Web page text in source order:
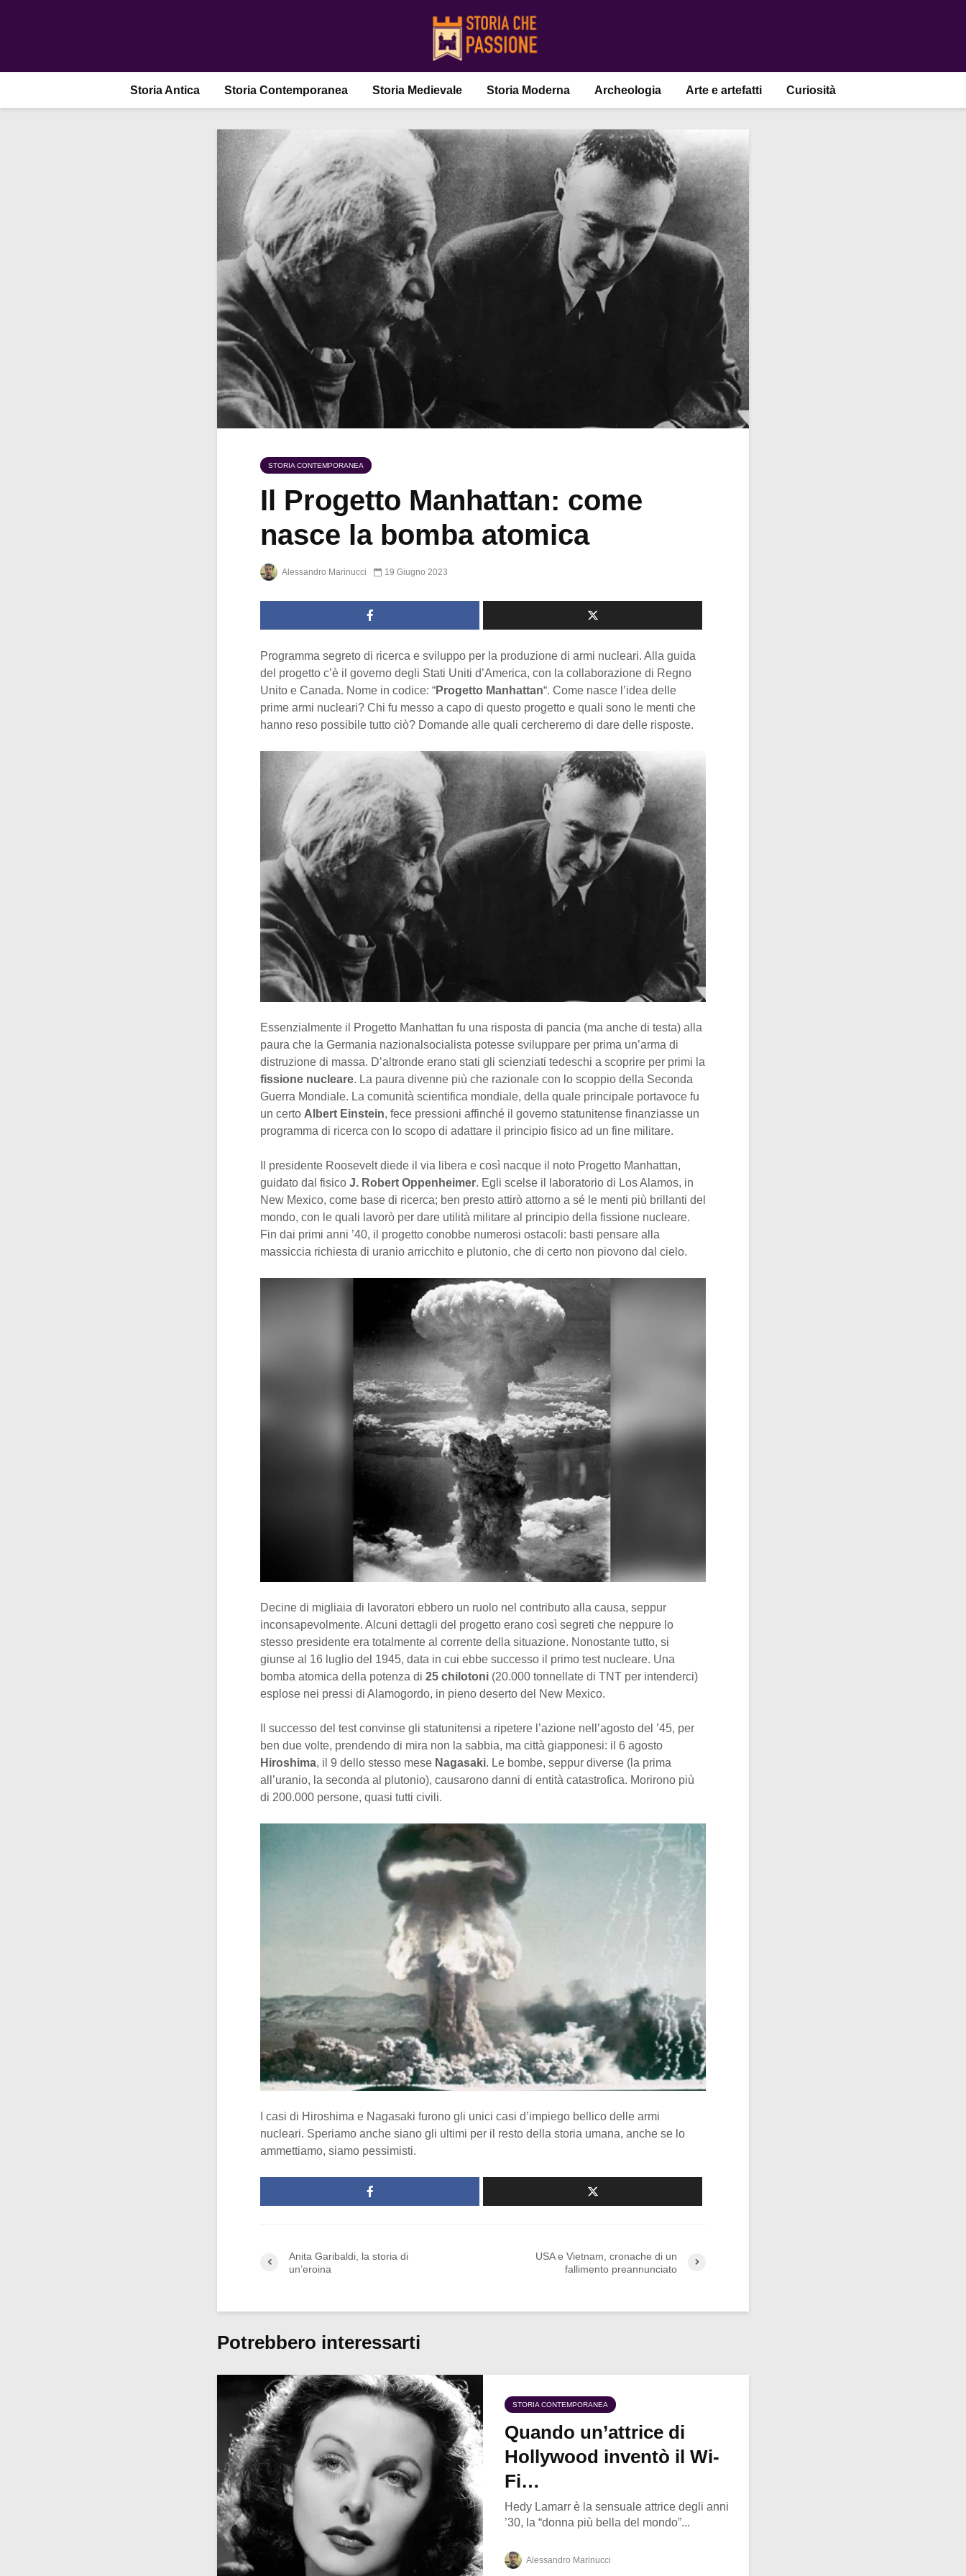
Storia Antica Storia Contemporanea Storia Medievale Storia Moderna Archeologia Arte e artefatti Curiosità
STORIA CONTEMPORANEA
Il Progetto Manhattan: come
nasce la bomba atomica
Alessandro Marinucci 19 Giugno 2023
Programma segreto di ricerca e sviluppo per la produzione di armi nucleari. Alla guida
del progetto c’è il governo degli Stati Uniti d’America, con la collaborazione di Regno
Unito e Canada. Nome in codice: “Progetto Manhattan“. Come nasce l’idea delle
prime armi nucleari? Chi fu messo a capo di questo progetto e quali sono le menti che
hanno reso possibile tutto ciò? Domande alle quali cercheremo di dare delle risposte.
Essenzialmente il Progetto Manhattan fu una risposta di pancia (ma anche di testa) alla
paura che la Germania nazionalsocialista potesse sviluppare per prima un’arma di
distruzione di massa. D’altronde erano stati gli scienziati tedeschi a scoprire per primi la
fissione nucleare. La paura divenne più che razionale con lo scoppio della Seconda
Guerra Mondiale. La comunità scientifica mondiale, della quale principale portavoce fu
un certo Albert Einstein, fece pressioni affinché il governo statunitense finanziasse un
programma di ricerca con lo scopo di adattare il principio fisico ad un fine militare.
Il presidente Roosevelt diede il via libera e così nacque il noto Progetto Manhattan,
guidato dal fisico J. Robert Oppenheimer. Egli scelse il laboratorio di Los Alamos, in
New Mexico, come base di ricerca; ben presto attirò attorno a sé le menti più brillanti del
mondo, con le quali lavorò per dare utilità militare al principio della fissione nucleare.
Fin dai primi anni ’40, il progetto conobbe numerosi ostacoli: basti pensare alla
massiccia richiesta di uranio arricchito e plutonio, che di certo non piovono dal cielo.
Decine di migliaia di lavoratori ebbero un ruolo nel contributo alla causa, seppur
inconsapevolmente. Alcuni dettagli del progetto erano così segreti che neppure lo
stesso presidente era totalmente al corrente della situazione. Nonostante tutto, si
giunse al 16 luglio del 1945, data in cui ebbe successo il primo test nucleare. Una
bomba atomica della potenza di 25 chilotoni (20.000 tonnellate di TNT per intenderci)
esplose nei pressi di Alamogordo, in pieno deserto del New Mexico.
Il successo del test convinse gli statunitensi a ripetere l’azione nell’agosto del ’45, per
ben due volte, prendendo di mira non la sabbia, ma città giapponesi: il 6 agosto
Hiroshima, il 9 dello stesso mese Nagasaki. Le bombe, seppur diverse (la prima
all’uranio, la seconda al plutonio), causarono danni di entità catastrofica. Morirono più
di 200.000 persone, quasi tutti civili.
I casi di Hiroshima e Nagasaki furono gli unici casi d’impiego bellico delle armi
nucleari. Speriamo anche siano gli ultimi per il resto della storia umana, anche se lo
ammettiamo, siamo pessimisti.
Anita Garibaldi, la storia di
un’eroina
USA e Vietnam, cronache di un
fallimento preannunciato
Potrebbero interessarti
STORIA CONTEMPORANEA
Quando un’attrice di
Hollywood inventò il Wi-
Fi…
Hedy Lamarr è la sensuale attrice degli anni
’30, la “donna più bella del mondo”...
Alessandro Marinucci